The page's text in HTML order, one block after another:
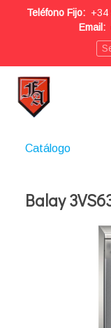
Teléfono Fijo: +34
Email:
Catálogo
Balay